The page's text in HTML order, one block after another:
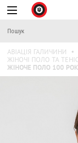
АВІАЦІЯ ГАЛИЧИНИ
ЖІНОЧІ ПОЛО ТА
ЖІНОЧЕ ПОЛО 100